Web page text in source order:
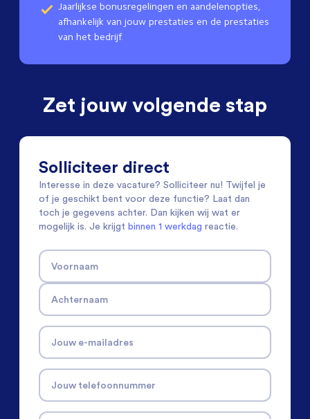
Jaarlijkse bonusregelingen en aandelenopties,
afhankelijk van jouw prestaties en de prestaties
van het bedrijf.
Zet jouw volgende stap
Solliciteer direct
Interesse in deze vacature? Solliciteer nu! Twijfel je
of je geschikt bent voor deze functie? Laat dan
toch je gegevens achter. Dan kijken wij wat er
mogelijk is. Je krijgt binnen 1 werkdag reactie.
Voornaam
Achternaam
Jouw e-mailadres
Jouw telefoonnummer